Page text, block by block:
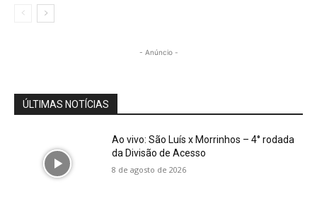
- Anúncio -
ÚLTIMAS NOTÍCIAS
Ao vivo: São Luís x Morrinhos – 4° rodada
da Divisão de Acesso
8 de agosto de 2026